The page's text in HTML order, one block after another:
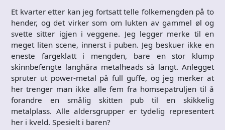
Et kvarter etter kan jeg fortsatt telle folkemengden på to
hender, og det virker som om lukten av gammel øl og
svette sitter igjen i veggene. Jeg legger merke til en
meget liten scene, innerst i puben. Jeg beskuer ikke en
eneste fargeklatt i mengden, bare en stor klump
skinnbefengte langhåra metalheads så langt. Anlegget
spruter ut power-metal på full guffe, og jeg merker at
her trenger man ikke alle fem fra homsepatruljen til å
forandre en smålig skitten pub til en skikkelig
metalplass. Alle aldersgrupper er tydelig representert
her i kveld. Spesielt i baren?